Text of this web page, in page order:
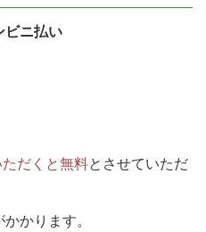
ニ払い
だくと無料とさせていただ
かります。